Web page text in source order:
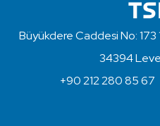
Büyükdere Caddesi No: 173
34394
+90 212 280 85 67